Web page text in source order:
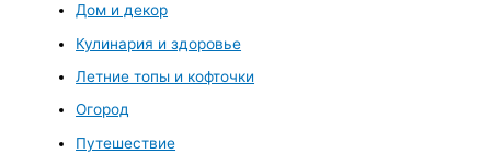
Дом и декор
Кулинария и здоровье
Летние топы и кофточки
Огород
Путешествие